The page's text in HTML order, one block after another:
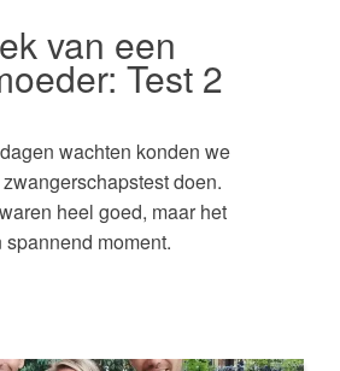
van een
Test 2
wachten konden we
doen.
heel goed, maar het
spannend moment.